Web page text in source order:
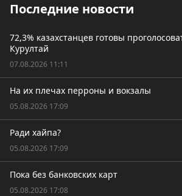
Последние новости
72,3% казахстанцев готовы
Курултай
07.08.2026 11:11
На их плечах перроны и вокзалы
05.08.2026 17:09
Ради хайпа?
05.08.2026 17:09
Пока без банковских карт
05.08.2026 17:08